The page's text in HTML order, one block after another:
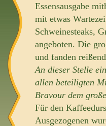
Essensausgabe
mit etwas
Schweinesteaks,
angeboten. Die
und fanden
An dieser Stelle
allen beteiligten
Bravour dem
Für den
Ausgezogenen